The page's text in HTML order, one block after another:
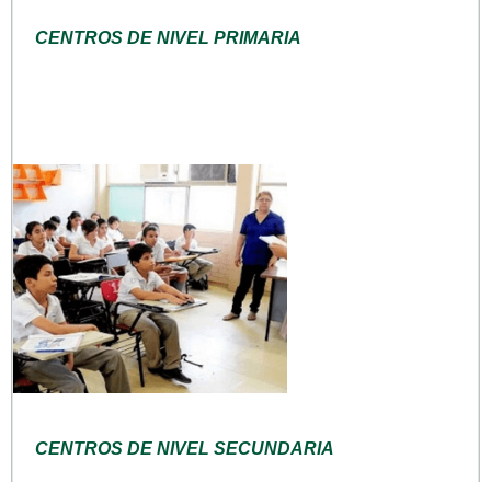
CENTROS DE NIVEL PRIMARIA
CENTROS DE NIVEL SECUNDARIA